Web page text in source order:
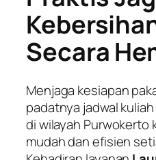
Secara
Menjaga kesiapan
padatnya jadwal
di wilayah Purwokerto
mudah dan efisien